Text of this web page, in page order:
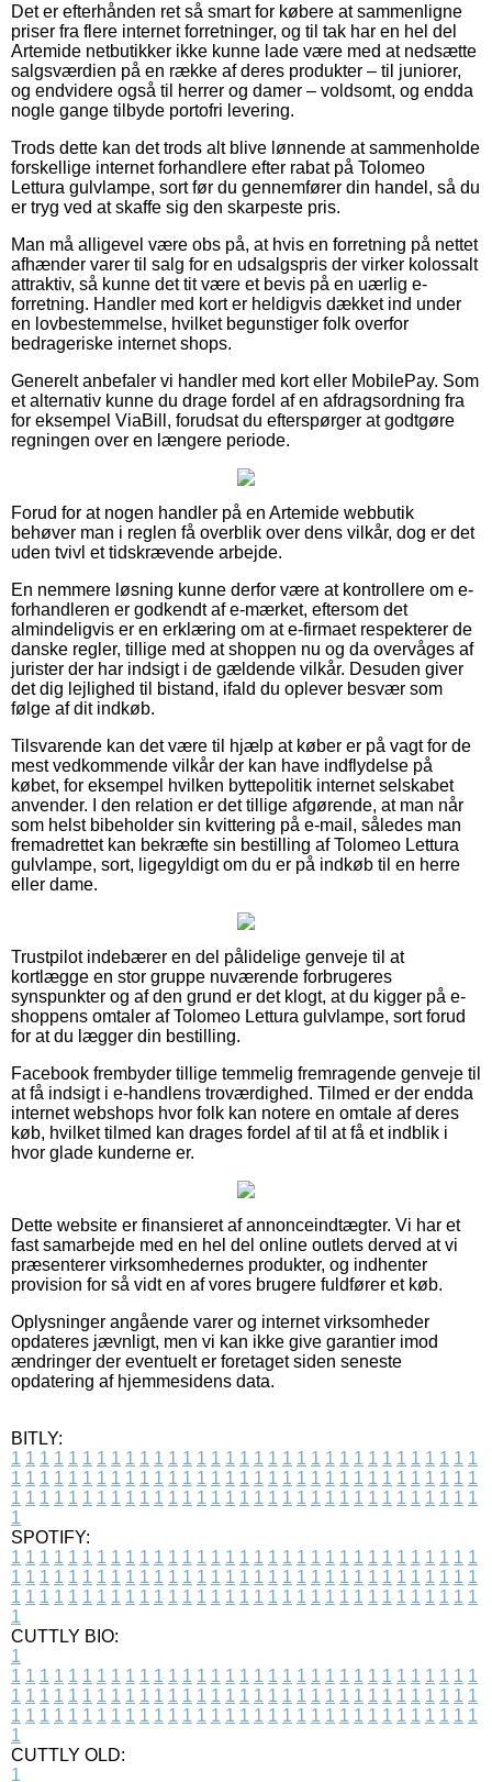
Det er efterhånden ret så smart for købere at sammenligne
priser fra flere internet forretninger, og til tak har en hel del
Artemide netbutikker ikke kunne lade være med at nedsætte
salgsværdien på en række af deres produkter – til juniorer,
og endvidere også til herrer og damer – voldsomt, og endda
nogle gange tilbyde portofri levering.
Trods dette kan det trods alt blive lønnende at sammenholde
forskellige internet forhandlere efter rabat på Tolomeo
Lettura gulvlampe, sort før du gennemfører din handel, så du
er tryg ved at skaffe sig den skarpeste pris.
Man må alligevel være obs på, at hvis en forretning på nettet
afhænder varer til salg for en udsalgspris der virker kolossalt
attraktiv, så kunne det tit være et bevis på en uærlig e-
forretning. Handler med kort er heldigvis dækket ind under
en lovbestemmelse, hvilket begunstiger folk overfor
bedrageriske internet shops.
Generelt anbefaler vi handler med kort eller MobilePay. Som
et alternativ kunne du drage fordel af en afdragsordning fra
for eksempel ViaBill, forudsat du efterspørger at godtgøre
regningen over en længere periode.
Forud for at nogen handler på en Artemide webbutik
behøver man i reglen få overblik over dens vilkår, dog er det
uden tvivl et tidskrævende arbejde.
En nemmere løsning kunne derfor være at kontrollere om e-
forhandleren er godkendt af e-mærket, eftersom det
almindeligvis er en erklæring om at e-firmaet respekterer de
danske regler, tillige med at shoppen nu og da overvåges af
jurister der har indsigt i de gældende vilkår. Desuden giver
det dig lejlighed til bistand, ifald du oplever besvær som
følge af dit indkøb.
Tilsvarende kan det være til hjælp at køber er på vagt for de
mest vedkommende vilkår der kan have indflydelse på
købet, for eksempel hvilken byttepolitik internet selskabet
anvender. I den relation er det tillige afgørende, at man når
som helst bibeholder sin kvittering på e-mail, således man
fremadrettet kan bekræfte sin bestilling af Tolomeo Lettura
gulvlampe, sort, ligegyldigt om du er på indkøb til en herre
eller dame.
Trustpilot indebærer en del pålidelige genveje til at
kortlægge en stor gruppe nuværende forbrugeres
synspunkter og af den grund er det klogt, at du kigger på e-
shoppens omtaler af Tolomeo Lettura gulvlampe, sort forud
for at du lægger din bestilling.
Facebook frembyder tillige temmelig fremragende genveje til
at få indsigt i e-handlens troværdighed. Tilmed er der endda
internet webshops hvor folk kan notere en omtale af deres
køb, hvilket tilmed kan drages fordel af til at få et indblik i
hvor glade kunderne er.
Dette website er finansieret af annonceindtægter. Vi har et
fast samarbejde med en hel del online outlets derved at vi
præsenterer virksomhedernes produkter, og indhenter
provision for så vidt en af vores brugere fuldfører et køb.
Oplysninger angående varer og internet virksomheder
opdateres jævnligt, men vi kan ikke give garantier imod
ændringer der eventuelt er foretaget siden seneste
opdatering af hjemmesidens data.
BITLY:
1 1 1 1 1 1 1 1 1 1 1 1 1 1 1 1 1 1 1 1 1 1 1 1 1 1 1 1 1 1 1 1 1
1 1 1 1 1 1 1 1 1 1 1 1 1 1 1 1 1 1 1 1 1 1 1 1 1 1 1 1 1 1 1 1 1
1 1 1 1 1 1 1 1 1 1 1 1 1 1 1 1 1 1 1 1 1 1 1 1 1 1 1 1 1 1 1 1 1
1
SPOTIFY:
1 1 1 1 1 1 1 1 1 1 1 1 1 1 1 1 1 1 1 1 1 1 1 1 1 1 1 1 1 1 1 1 1
1 1 1 1 1 1 1 1 1 1 1 1 1 1 1 1 1 1 1 1 1 1 1 1 1 1 1 1 1 1 1 1 1
1 1 1 1 1 1 1 1 1 1 1 1 1 1 1 1 1 1 1 1 1 1 1 1 1 1 1 1 1 1 1 1 1
1
CUTTLY BIO:
1
1 1 1 1 1 1 1 1 1 1 1 1 1 1 1 1 1 1 1 1 1 1 1 1 1 1 1 1 1 1 1 1 1
1 1 1 1 1 1 1 1 1 1 1 1 1 1 1 1 1 1 1 1 1 1 1 1 1 1 1 1 1 1 1 1 1
1 1 1 1 1 1 1 1 1 1 1 1 1 1 1 1 1 1 1 1 1 1 1 1 1 1 1 1 1 1 1 1 1
1
CUTTLY OLD:
1